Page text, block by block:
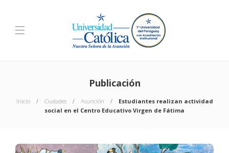
Publicación
Inicio Ciudades Asunción
Estudiantes realizan actividad
social en el Centro Educativo Virgen de Fátima